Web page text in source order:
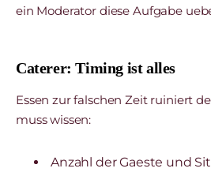
ein Moderator diese Aufgabe
Caterer: Timing ist alles
Essen zur falschen Zeit ruiniert
muss wissen:
Anzahl der Gaeste und